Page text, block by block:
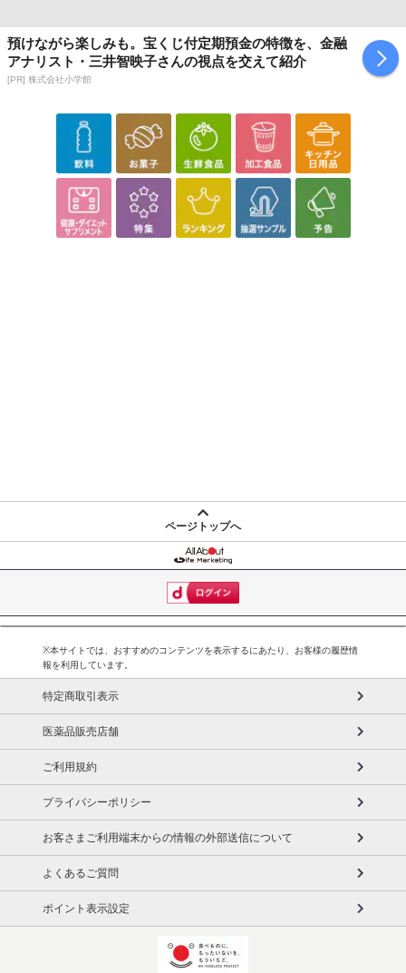
預けながら楽しみも。宝くじ付定期預金の特徴を、金融
アナリスト・三井智映子さんの視点を交えて紹介
[PR] 株式会社小学館
ページトップへ
※本サイトでは、おすすめのコンテンツを表示するにあたり、お客様の履歴情
報を利用しています。
特定商取引表示
医薬品販売店舗
ご利用規約
プライバシーポリシー
お客さまご利用端末からの情報の外部送信について
よくあるご質問
ポイント表示設定